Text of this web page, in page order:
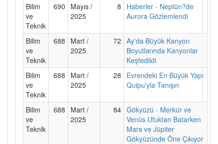
Bilim
ve
Teknik
690
Mayıs /
2025
8
Haberler - Neptün?de
Aurora Gözlemlendi
Bilim
ve
Teknik
688
Mart /
2025
72 Ay'da Büyük Kanyon
Boyutlarında Kanyonlar
Keşfedildi
Bilim
ve
Teknik
688
Mart /
2025
28
Evrendeki En Büyük Yapı
Quipu'yla Tanışın
Bilim
ve
Teknik
688
Mart /
2025
84 Gökyüzü - Merkür ve
Venüs Ufuktan Batarken
Mars ve Jüpiter
Gökyüzünde Öne Çıkıyor